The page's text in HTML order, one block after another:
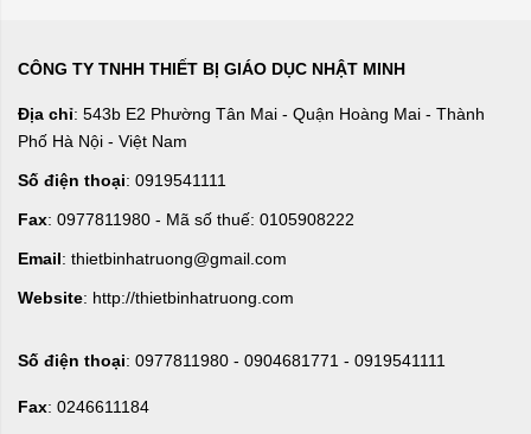
CÔNG TY TNHH THIẾT BỊ GIÁO DỤC NHẬT MINH
Địa chỉ: 543b E2 Phường Tân Mai - Quận Hoàng Mai - Thành
Phố Hà Nội - Việt Nam
Số điện thoại: 0919541111
Fax: 0977811980 - Mã số thuế: 0105908222
Email: thietbinhatruong@gmail.com
Website: http://thietbinhatruong.com
Số điện thoại: 0977811980 - 0904681771 - 0919541111
Fax: 0246611184